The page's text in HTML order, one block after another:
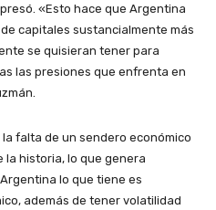
«Esto hace que Argentina
capitales sustancialmente más
se quisieran tener para
las presiones que enfrenta en
falta de un sendero económico
la historia, lo que genera
lo que tiene es
además de tener volatilidad